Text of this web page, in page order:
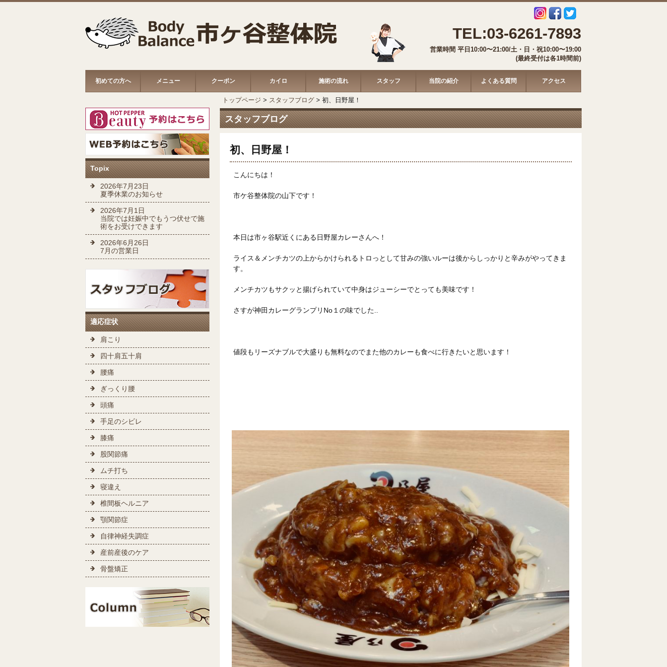
TEL:03-6261-7893
営業時間 平日10:00〜21:00/土・日・祝10:00〜19:00
(最終受付は各1時間前)
初めての方へ メニュー クーポン カイロ 施術の流れ スタッフ 当院の紹介 よくある質問 アクセス
トップページ > スタッフブログ> 初、日野屋！
スタッフブログ
初、日野屋！
こんにちは！
市ケ谷整体院の山下です！
本日は市ヶ谷駅近くにある日野屋カレーさんへ！
ライス＆メンチカツの上からかけられるトロっとして甘みの強いルーは後からしっかりと辛みがやってきま
す。
メンチカツもサクッと揚げられていて中身はジューシーでとっても美味です！
さすが神田カレーグランプリNo１の味でした..
値段もリーズナブルで大盛りも無料なのでまた他のカレーも食べに行きたいと思います！
Topix
2026年7月23日
夏季休業のお知らせ
2026年7月1日
当院では妊娠中でもうつ伏せで施
術をお受けできます
2026年6月26日
7月の営業日
適応症状
肩こり
四十肩五十肩
腰痛
ぎっくり腰
頭痛
手足のシビレ
膝痛
股関節痛
ムチ打ち
寝違え
椎間板ヘルニア
顎関節症
自律神経失調症
産前産後のケア
骨盤矯正